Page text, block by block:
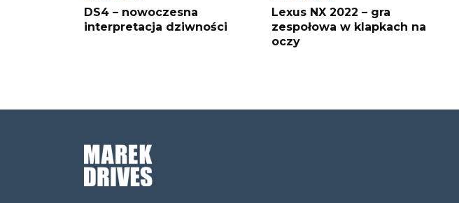
DS4 – nowoczesna
interpretacja dziwności
Lexus NX 2022 – gra
zespołowa w klapkach na
oczy